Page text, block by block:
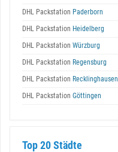
DHL Packstation Paderborn
DHL Packstation Heidelberg
DHL Packstation Würzburg
DHL Packstation Regensburg
DHL Packstation Recklinghausen
DHL Packstation Göttingen
Top 20 Städte